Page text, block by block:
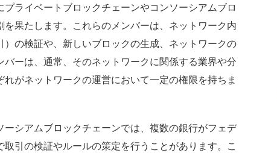
ライベートブロックチェーンやコンソーシアムブロ
果たします。これらのメンバーは、ネットワーク内
）の検証や、新しいブロックの生成、ネットワークの
ーは、通常、そのネットワークに関係する業界や分
がネットワークの運営において一定の権限を持ちま
シアムブロックチェーンでは、複数の銀行がフェデ
引の検証やルールの策定を行うことがあります。こ